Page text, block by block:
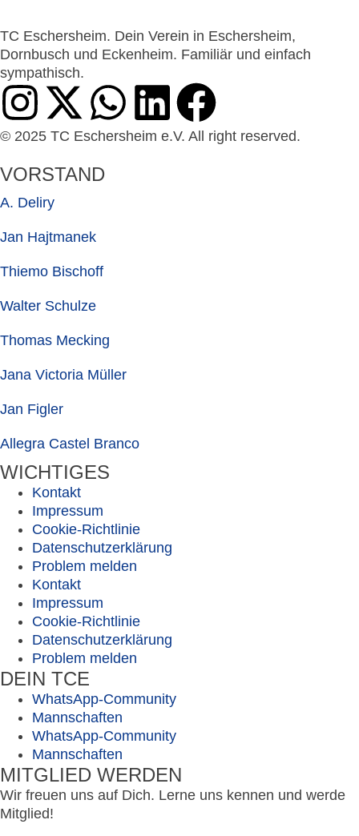
TC Eschersheim. Dein Verein in Eschersheim,
Dornbusch und Eckenheim. Familiär und einfach
sympathisch.
© 2025 TC Eschersheim e.V. All right reserved.
VORSTAND
A. Deliry
Jan Hajtmanek
Thiemo Bischoff
Walter Schulze
Thomas Mecking
Jana Victoria Müller
Jan Figler
Allegra Castel Branco
WICHTIGES
Kontakt
Impressum
Cookie-Richtlinie
Datenschutzerklärung
Problem melden
Kontakt
Impressum
Cookie-Richtlinie
Datenschutzerklärung
Problem melden
DEIN TCE
WhatsApp-Community
Mannschaften
WhatsApp-Community
Mannschaften
MITGLIED WERDEN
Wir freuen uns auf Dich. Lerne uns kennen und werde
Mitglied!